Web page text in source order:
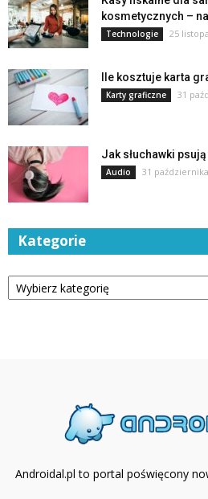
kosmetycznych –
Technologie 25
Ile kosztuje karta
Karty graficzne 31
Jak słuchawki psują
Audio 31
Kategorie
Kategorie
Androidal.pl to portal poświęcony